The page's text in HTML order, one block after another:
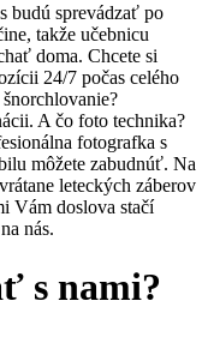
budú sprevádzať po
takže učebnicu
doma. Chcete si
24/7 počas celého
A čo foto technika?
fotografka s
môžete zabudnúť. Na
leteckých záberov
Vám doslova stačí
nás.
s nami?